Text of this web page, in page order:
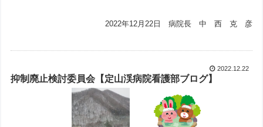
2022年12月22日 病院長 中 西 克 彦
2022.12.22
抑制廃止検討委員会【定山渓病院看護部ブログ】